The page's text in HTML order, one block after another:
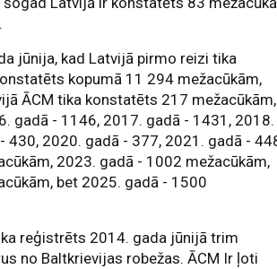
jūnija, kad Latvijā pirmo reizi tika
kopumā 11 294 mežacūkām,
ĀCM tika konstatēts 217 mežacūkām,
gadā - 1146, 2017. gadā - 1431, 2018.
430, 2020. gadā - 377, 2021. gadā -
2023. gadā - 1002 mežacūkām,
bet 2025. gadā - 1500
reģistrēts 2014. gada jūnijā trim
no Baltkrievijas robežas. ĀCM Ir ļoti